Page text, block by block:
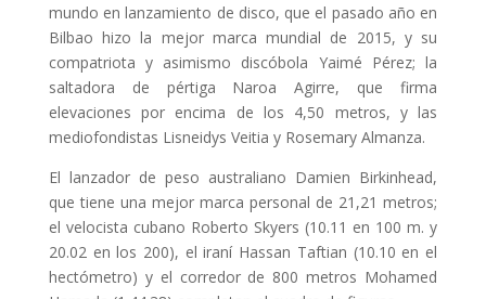
mundo en lanzamiento de disco, que el pasado año en
Bilbao hizo la mejor marca mundial de 2015, y su
compatriota y asimismo discóbola Yaimé Pérez; la
saltadora de pértiga Naroa Agirre, que firma
elevaciones por encima de los 4,50 metros, y las
mediofondistas Lisneidys Veitia y Rosemary Almanza.
El lanzador de peso australiano Damien Birkinhead,
que tiene una mejor marca personal de 21,21 metros;
el velocista cubano Roberto Skyers (10.11 en 100 m. y
20.02 en los 200), el iraní Hassan Taftian (10.10 en el
hectómetro) y el corredor de 800 metros Mohamed